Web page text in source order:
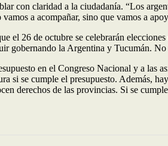
con claridad a la ciudadanía. “Los
a acompañar, sino que vamos a
el 26 de octubre se celebrarán
gobernando la Argentina y Tucumán.
en el Congreso Nacional y a las
si se cumple el presupuesto. Además,
derechos de las provincias. Si se